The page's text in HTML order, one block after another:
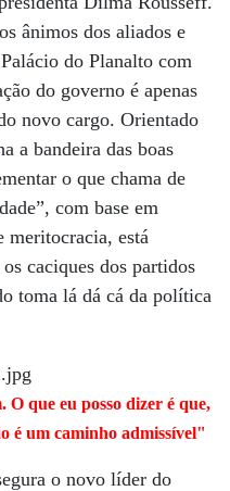
ânimos dos aliados e
do Planalto com
do governo é apenas
novo cargo. Orientado
a bandeira das boas
o que chama de
com base em
meritocracia, está
caciques dos partidos
toma lá dá cá da política
que eu posso dizer é que,
é um caminho admissível"
o novo líder do